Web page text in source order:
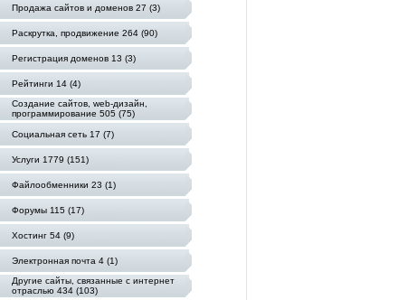
Продажа сайтов и доменов 27 (3)
Раскрутка, продвижение 264 (90)
Регистрация доменов 13 (3)
Рейтинги 14 (4)
Создание сайтов, web-дизайн,
программирование 505 (75)
Социальная сеть 17 (7)
Услуги 1779 (151)
Файлообменники 23 (1)
Форумы 115 (17)
Хостинг 54 (9)
Электронная почта 4 (1)
Другие сайты, связанные с интернет
отраслью 434 (103)